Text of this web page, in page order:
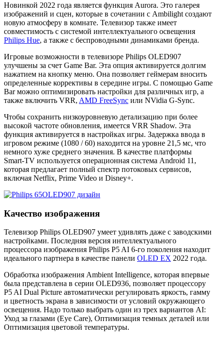
Новинкой 2022 года является функция Aurora. Это галерея
изображений и сцен, которые в сочетании с Ambilight создают
новую атмосферу в комнате. Телевизор также имеет
совместимость с системой интеллектуального освещения
Philips Hue, а также с беспроводными динамиками бренда.
Игровые возможности в телевизоре Philips OLED907
улучшены за счет Game Bar. Эта опция активируется долгим
нажатием на кнопку меню. Она позволяет геймерам вносить
определенные коррективы в середине игры. С помощью Game
Bar можно оптимизировать настройки для различных игр, а
также включить VRR, AMD FreeSync или NVidia G-Sync.
Чтобы сохранить низкоуровневую детализацию при более
высокой частоте обновления, имеется VRR Shadow. Эта
функция активируется в настройках игры. Задержка ввода в
игровом режиме (1080 / 60) находится на уровне 21,5 мс, что
немного хуже среднего значения. В качестве платформы
Smart-TV используется операционная система Android 11,
которая предлагает полный спектр потоковых сервисов,
включая Netflix, Prime Video и Disney+.
Качество изображения
Телевизор Philips OLED907 умеет удивлять даже с заводскими
настройками. Последняя версия интеллектуального
процессора изображения Philips P5 AI 6-го поколения находит
идеального партнера в качестве панели OLED EX 2022 года.
Обработка изображения Ambient Intelligence, которая впервые
была представлена в серии OLED936, позволяет процессору
P5 AI Dual Picture автоматически регулировать яркость, гамму
и цветность экрана в зависимости от условий окружающего
освещения. Надо только выбрать один из трех вариантов AI:
Уход за глазами (Eye Care), Оптимизация темных деталей или
Оптимизация цветовой температуры.